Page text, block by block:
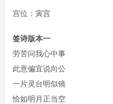
宫位：寅宫
签诗版本一
劳苦问我心中事
此意偏宜说向公
一片灵台明似镜
恰如明月正当空